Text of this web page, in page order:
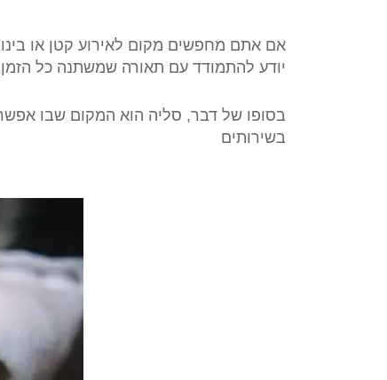
אם אתם מחפשים מקום לאירוע קטן או
יודע להתמודד עם תאורה שמשתנה כל הזמן,
בסופו של דבר, סליה הוא המקום שבו
בשירותים